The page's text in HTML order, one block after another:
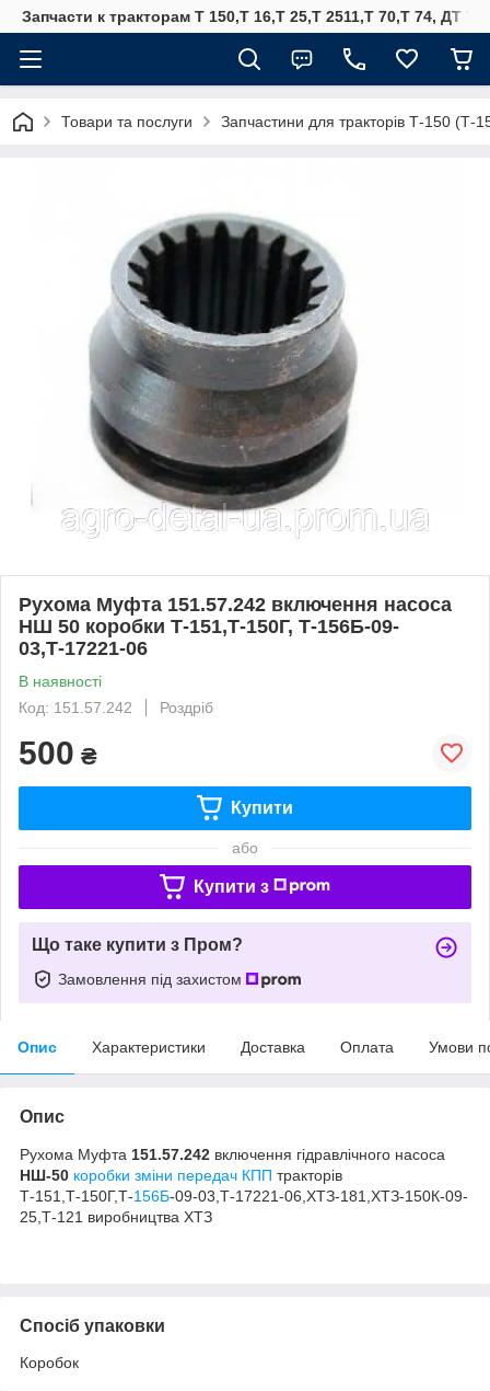
Запчасти к тракторам Т 150,Т 16,Т 25,Т 2511,Т 70,Т 74, ДТ
Товари та послуги Запчастини для тракторів Т-150
Рухома Муфта 151.57.242 включення насоса
НШ 50 коробки Т-151,Т-150Г, Т-156Б-09-
03,Т-17221-06
В наявності
Код: 151.57.242
Роздріб
500 ₴
Купити
або
Купити з
Що таке купити з Пром?
Замовлення під захистом
Опис Характеристики Доставка Оплата Умови
Опис
Рухома Муфта 151.57.242 включення гідравлічного насоса
НШ-50 коробки зміни передач КПП тракторів
Т-151,Т-150Г,Т-156Б-09-03,Т-17221-06,ХТЗ-181,ХТЗ-150К-09-
25,Т-121 виробництва ХТЗ
Спосіб упаковки
Коробок